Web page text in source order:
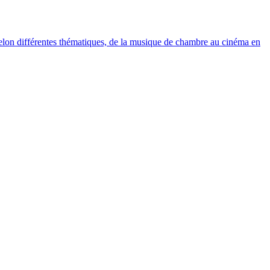
différentes thématiques, de la musique de chambre au cinéma en